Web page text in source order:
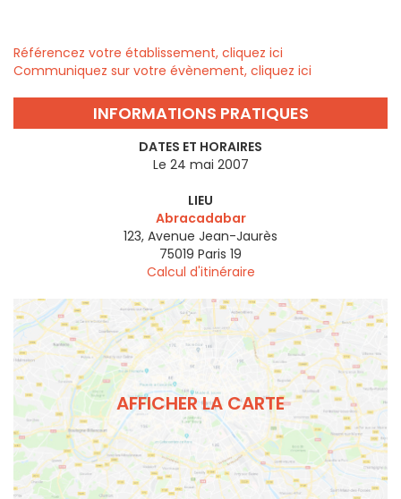
Référencez votre établissement, cliquez ici
Communiquez sur votre évènement, cliquez ici
INFORMATIONS PRATIQUES
DATES ET HORAIRES
Le 24 mai 2007
LIEU
Abracadabar
123, Avenue Jean-Jaurès
75019 Paris 19
Calcul d'itinéraire
AFFICHER LA CARTE